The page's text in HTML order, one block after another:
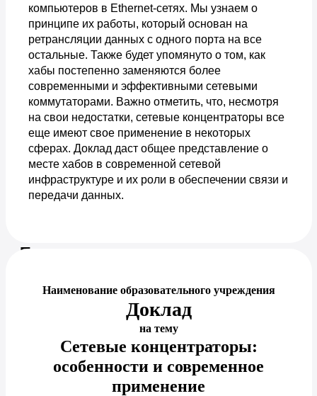
компьютеров в Ethernet-сетях. Мы узнаем о
принципе их работы, который основан на
ретрансляции данных с одного порта на все
остальные. Также будет упомянуто о том, как
хабы постепенно заменяются более
современными и эффективными сетевыми
коммутаторами. Важно отметить, что, несмотря
на свои недостатки, сетевые концентраторы все
еще имеют свое применение в некоторых
сферах. Доклад даст общее представление о
месте хабов в современной сетевой
инфраструктуре и их роли в обеспечении связи и
передачи данных.
Предпросмотр документа
Наименование образовательного учреждения
Доклад
на тему
Сетевые концентраторы:
особенности и современное
применение